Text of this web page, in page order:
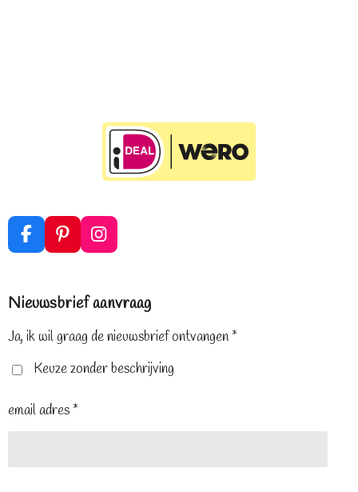
F
a
b
o
P
i
e
e
t
I
n
a
r
m
Nieuwsbrief aanvraag
Ja, ik wil graag de nieuwsbrief ontvangen *
Keuze zonder beschrijving
email adres *